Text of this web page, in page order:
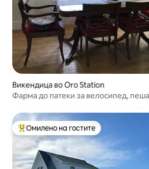
Викендица во Oro Station
Фарма до патеки за велосипед,
Меѓу најуспешните „Омилени на
Омилено на гостите